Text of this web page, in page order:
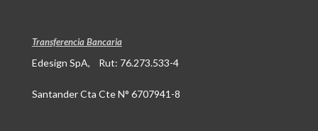
Transferencia Bancaria
Edesign SpA, Rut: 76.273.533-4
Santander Cta Cte N° 6707941-8